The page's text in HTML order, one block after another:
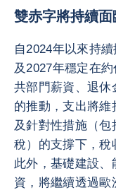
雙赤字將持續面
自2024年以來持
及2027年穩定在
共部門薪資、退休
的推動，支出將
及針對性措施（包
稅）的支撐下，稅
此外，基礎建設、
資，將繼續透過歐